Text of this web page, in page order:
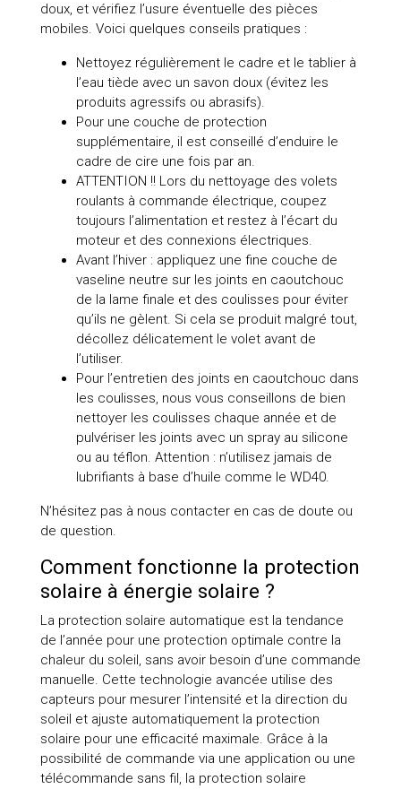
doux, et vérifiez l’usure éventuelle des pièces
mobiles. Voici quelques conseils pratiques :
Nettoyez régulièrement le cadre et le tablier à
l’eau tiède avec un savon doux (évitez les
produits agressifs ou abrasifs).
Pour une couche de protection
supplémentaire, il est conseillé d’enduire le
cadre de cire une fois par an.
ATTENTION !! Lors du nettoyage des volets
roulants à commande électrique, coupez
toujours l’alimentation et restez à l’écart du
moteur et des connexions électriques.
Avant l’hiver : appliquez une fine couche de
vaseline neutre sur les joints en caoutchouc
de la lame finale et des coulisses pour éviter
qu’ils ne gèlent. Si cela se produit malgré tout,
décollez délicatement le volet avant de
l’utiliser.
Pour l’entretien des joints en caoutchouc dans
les coulisses, nous vous conseillons de bien
nettoyer les coulisses chaque année et de
pulvériser les joints avec un spray au silicone
ou au téflon. Attention : n’utilisez jamais de
lubrifiants à base d’huile comme le WD40.
N’hésitez pas à nous contacter en cas de doute ou
de question.
Comment fonctionne la protection
solaire à énergie solaire ?
La protection solaire automatique est la tendance
de l’année pour une protection optimale contre la
chaleur du soleil, sans avoir besoin d’une commande
manuelle. Cette technologie avancée utilise des
capteurs pour mesurer l’intensité et la direction du
soleil et ajuste automatiquement la protection
solaire pour une efficacité maximale. Grâce à la
possibilité de commande via une application ou une
télécommande sans fil, la protection solaire